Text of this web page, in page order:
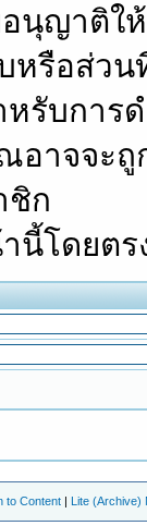
นุญาติใ
หรือส่ว
รับการ
าจจะถู
ชิก
นี้โดยต
to Content | Lite (Archive)